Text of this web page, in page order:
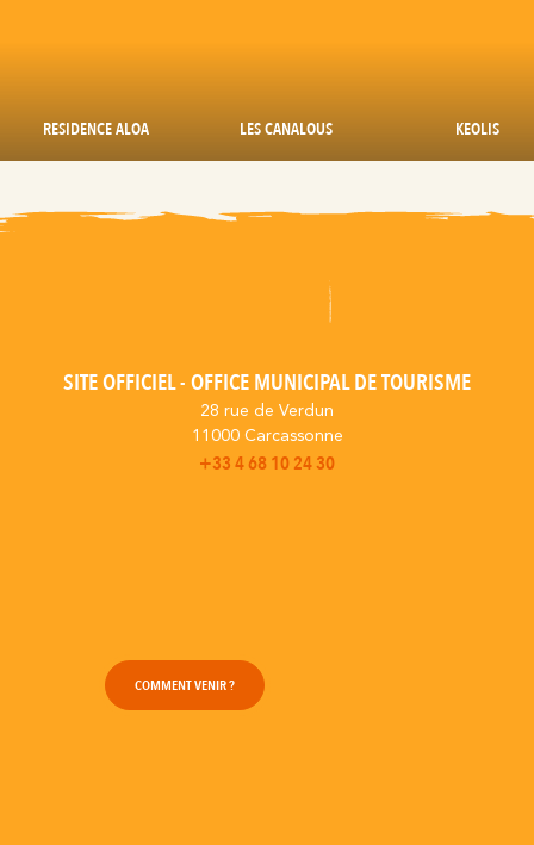
RESIDENCE ALOA LES CANALOUS KEOLIS
SITE OFFICIEL - OFFICE MUNICIPAL DE TOURISME
28 rue de Verdun
11000 Carcassonne
+33 4 68 10 24 30
COMMENT VENIR ?